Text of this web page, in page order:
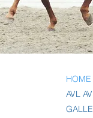
HOME
AVL